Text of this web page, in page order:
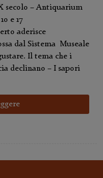
secolo – Antiquarium
e 17
aderisce
dal Sistema Museale
Il tema che i
declinano – I sapori